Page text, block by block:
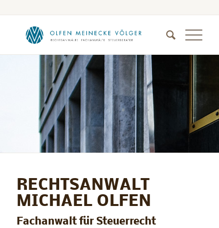
RECHTSANWALT
MICHAEL OLFEN
Fachanwalt für Steuerrecht